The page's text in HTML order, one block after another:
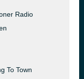
Radio
To Town